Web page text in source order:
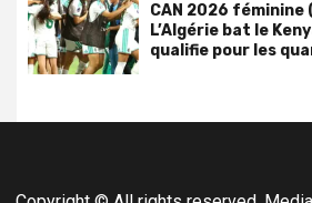
CAN 2026 féminine
L’Algérie bat le
qualifie pour les